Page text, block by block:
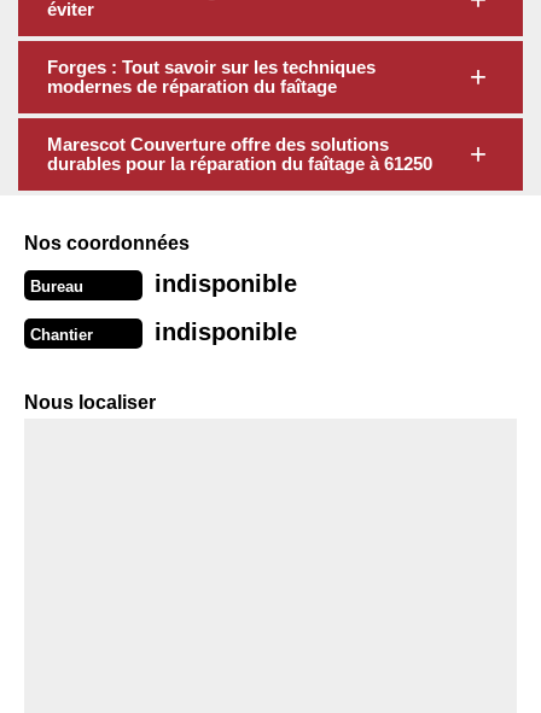
éviter
Forges : Tout savoir sur les techniques
modernes de réparation du faîtage
Marescot Couverture offre des solutions
durables pour la réparation du faîtage à 61250
Nos coordonnées
Bureau indisponible
Chantier indisponible
Nous localiser